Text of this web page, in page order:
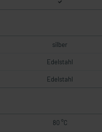
silber
Edelstahl
Edelstahl
80 °C